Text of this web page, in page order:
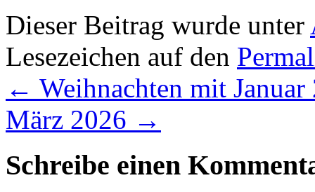
Dieser Beitrag wurde unter
Lesezeichen auf den
← Weihnachten mit Januar
März 2026 →
Schreibe einen